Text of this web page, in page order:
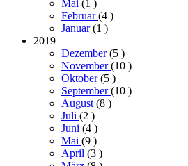
Mai (1 )
Februar(4 )
Januar(1 )
2019
Dezember(5 )
November(10 )
Oktober(5 )
September(10 )
August(8 )
Juli (2 )
Juni (4 )
Mai (9 )
April (3 )